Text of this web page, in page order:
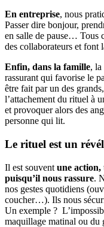
En entreprise, nous
Passer dire bonjour,
en salle de pause… Tous
des collaborateurs et font
Enfin, dans la famille, la
rassurant qui favorise le
être fait par un des
l’attachement du rituel à
et provoquer alors des
personne qui lit.
Le rituel est un
Il est souvent une action,
puisqu’il nous rassure.
nos gestes quotidiens
coucher…). Ils nous
Un exemple ?
maquillage matinal ou du